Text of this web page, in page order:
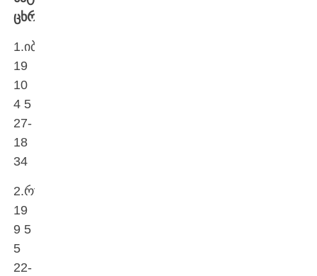
ცხრილი:
1.იბერია
19
10
4 5
27-
18
34
2.რუსთავი
19
9 5
5
22-